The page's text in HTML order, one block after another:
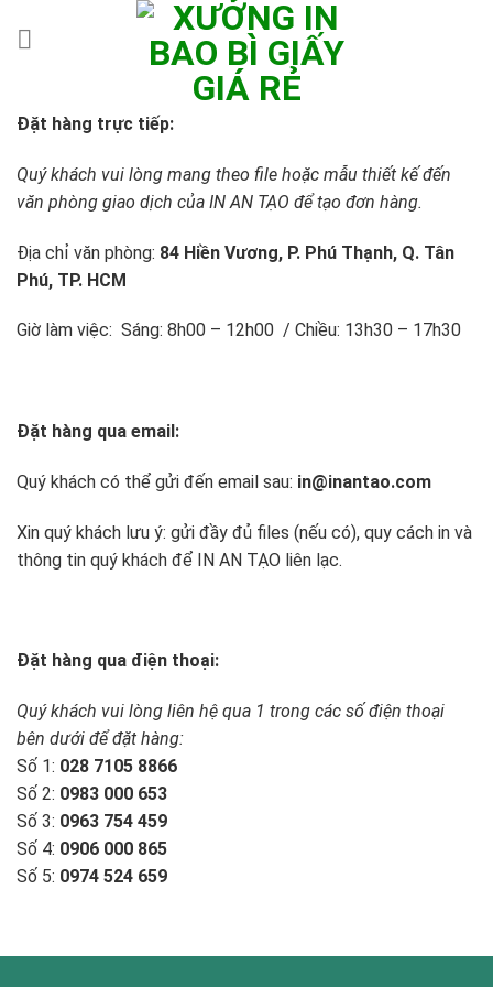
Đặt hàng trực tiếp:
Quý khách vui lòng mang theo file hoặc mẫu thiết kế đến
văn phòng giao dịch của IN AN TẠO để tạo đơn hàng.
Địa chỉ văn phòng: 84 Hiền Vương, P. Phú Thạnh, Q. Tân
Phú, TP. HCM
Giờ làm việc: Sáng: 8h00 – 12h00 / Chiều: 13h30 – 17h30
Đặt hàng qua email:
Quý khách có thể gửi đến email sau: in@inantao.com
Xin quý khách lưu ý: gửi đầy đủ files (nếu có), quy cách in và
thông tin quý khách để IN AN TẠO liên lạc.
Đặt hàng qua điện thoại:
Quý khách vui lòng liên hệ qua 1 trong các số điện thoại
bên dưới để đặt hàng:
Số 1: 028 7105 8866
Số 2: 0983 000 653
Số 3: 0963 754 459
Số 4: 0906 000 865
Số 5: 0974 524 659